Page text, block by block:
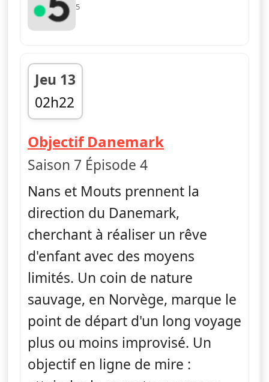
5
Jeu 13
02h22
fin 03h23
Objectif Danemark— Nus et
Saison 7 Épisode 4
Nans et Mouts prennent la
direction du Danemark,
cherchant à réaliser un rêve
d'enfant avec des moyens
limités. Un coin de nature
sauvage, en Norvège, marque le
point de départ d'un long voyage
plus ou moins improvisé. Un
objectif en ligne de mire :